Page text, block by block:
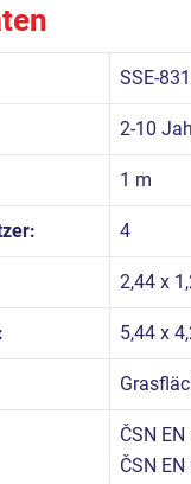
SSE-
2-10
1 m
4
2,44 x
5,44 x
ČSN
ČSN